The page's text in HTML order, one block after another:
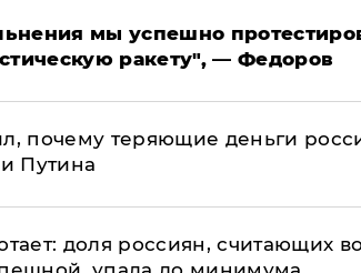
мы успешно
ракету", — Федоров
почему теряющие деньги
Путина
доля россиян, считающих